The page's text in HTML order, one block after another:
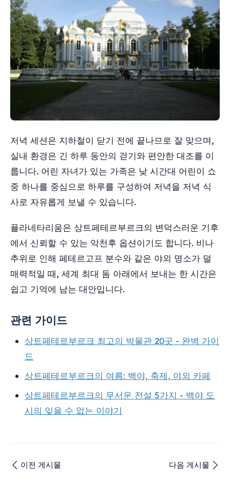
저녁 세션은 지하철이 닫기 전에 끝나므로 잘 맞으며,
실내 환경은 긴 하루 동안의 걷기와 편안한 대조를 이
룹니다. 어린 자녀가 있는 가족은 낮 시간대 어린이 쇼
중 하나를 중심으로 하루를 구성하여 저녁을 저녁 식
사로 자유롭게 보낼 수 있습니다.
플라네타리움은 상트페테르부르크의 변덕스러운 기후
에서 신뢰할 수 있는 악천후 옵션이기도 합니다. 비나
추위로 인해 페테르고프 분수와 같은 야외 명소가 덜
매력적일 때, 세계 최대 돔 아래에서 보내는 한 시간은
쉽고 기억에 남는 대안입니다.
관련 가이드
상트페테르부르크 최고의 박물관 20곳 - 완벽 가이
드
상트페테르부르크의 여름: 백야, 축제, 야외 카페
상트페테르부르크의 무서운 전설 5가지 - 백야 도
시의 잊을 수 없는 이야기
이전 게시물 다음 게시물